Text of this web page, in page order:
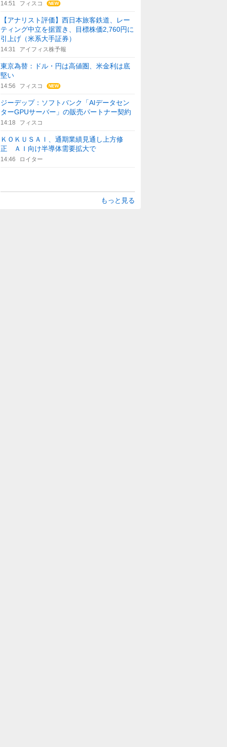
14:51 フィスコ
【アナリスト評価】西日本旅客鉄道、レー
ティング中立を据置き、目標株価2,760円に
引上げ（米系大手証券）
14:31 アイフィス株予報
東京為替：ドル・円は高値圏、米金利は底
堅い
14:56 フィスコ
ジーデップ：ソフトバンク「AIデータセン
ターGPUサーバー」の販売パートナー契約
14:18 フィスコ
ＫＯＫＵＳＡＩ、通期業績見通し上方修
正 ＡＩ向け半導体需要拡大で
14:46 ロイター
もっと見る